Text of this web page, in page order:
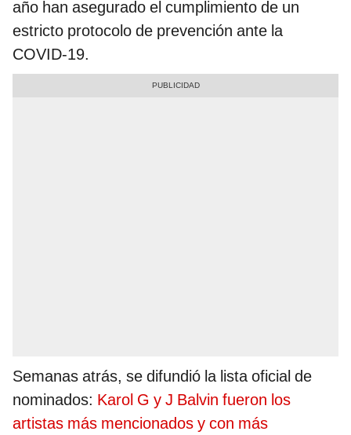
año han asegurado el cumplimiento de un
estricto protocolo de prevención ante la
COVID-19.
Semanas atrás, se difundió la lista oficial de
nominados: Karol G y J Balvin fueron los
artistas más mencionados y con más